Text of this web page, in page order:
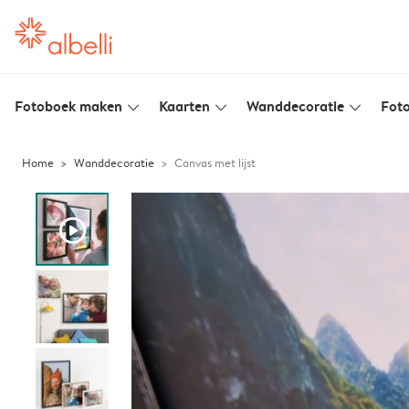
Fotoboek maken slim_arrow_down Kaarten slim_arrow_down Wanddecoratie slim_arrow_down
Home Wanddecoratie Canvas met lijst
play_button_fill